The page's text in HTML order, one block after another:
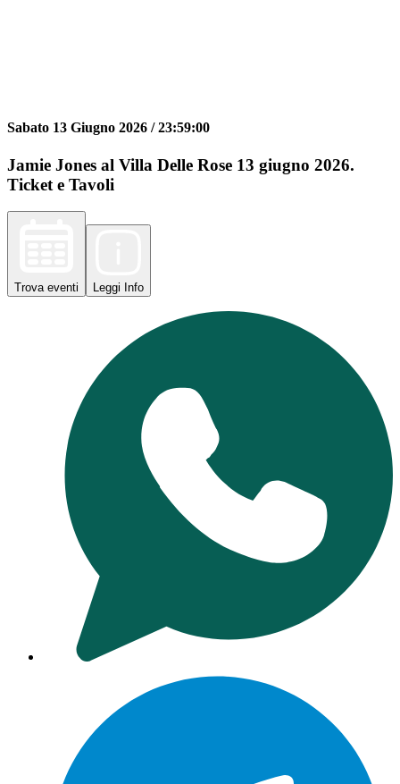
Sabato 13 Giugno 2026 /23:59:00
Jamie Jones al Villa Delle Rose 13 giugno 2026.
Ticket e Tavoli
Trova eventi Leggi Info